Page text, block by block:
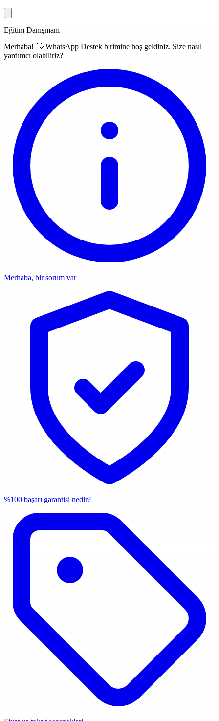
Eğitim Danışmanı
Merhaba! 👋 WhatsApp Destek birimine hoş geldiniz. Size nasıl
yardımcı olabiliriz?
Merhaba, bir sorum var
%100 başarı garantisi nedir?